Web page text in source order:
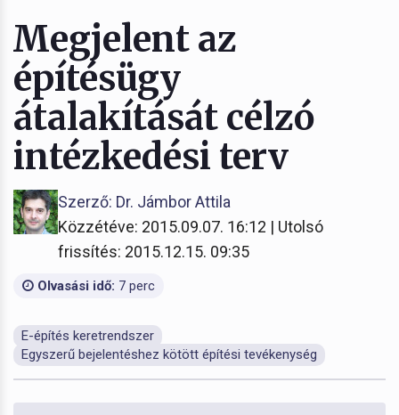
Megjelent az
építésügy
átalakítását célzó
intézkedési terv
Szerző: Dr. Jámbor Attila
Közzétéve: 2015.09.07. 16:12 | Utolsó
frissítés: 2015.12.15. 09:35
Olvasási idő: 7 perc
E-építés keretrendszer
Egyszerű bejelentéshez kötött építési tevékenység